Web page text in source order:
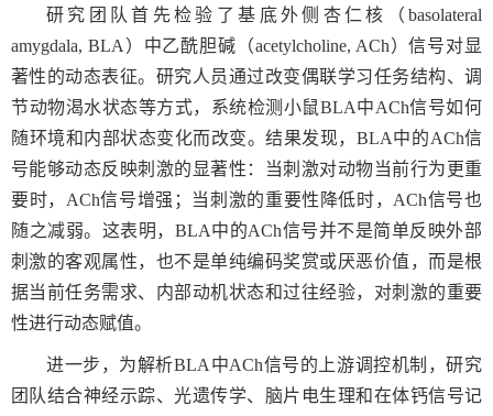
研究团队首先检验了基底外侧杏仁核（ basolateral
amygdala, BLA ）中乙酰胆碱（acetylcholine, ACh）信号对显
著性的动态表征。研究人员通过改变偶联学习任务结构、调
节动物渴水状态等方式，系统检测小鼠BLA中ACh信号如何
随环境和内部状态变化而改变。结果发现， BLA中的ACh信
号能够动态反映刺激的显著性：当刺激对动物当前行为更重
要时， ACh信号增强；当刺激的重要性降低时， ACh信号也
随之减弱。这表明， BLA中的ACh信号并不是简单反映外部
刺激的客观属性，也不是单纯编码奖赏或厌恶价值，而是根
据当前任务需求、内部动机状态和过往经验，对刺激的重要
性进行动态赋值。
进一步，为解析BLA 中ACh信号的上游调控机制，研究
团队结合神经示踪、光遗传学、脑片电生理和在体钙信号记